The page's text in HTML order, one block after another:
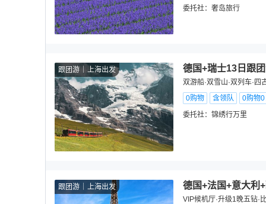
委托社： 奢岛旅行
跟团游 上海出发 德国+瑞士13日跟
双游船·双雪山·双列车·四
0购物
含领队
0购物
委托社： 锦绣行万里
跟团游 上海出发 德国+法国+意大利
VIP候机厅·升级1晚五钻·